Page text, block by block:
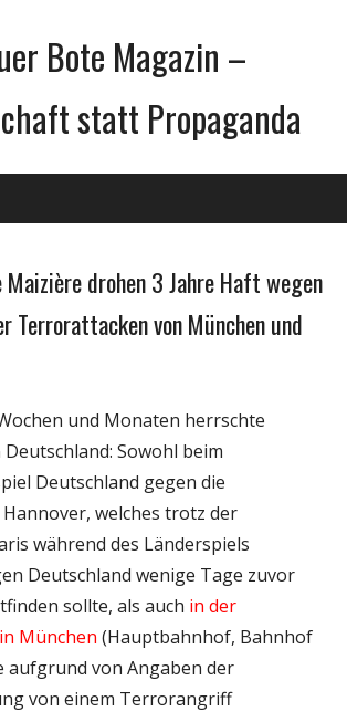
Bote Magazin –
statt Propaganda
Maizière drohen 3 Jahre Haft wegen
Terrorattacken von München und
und Monaten herrschte
Sowohl beim
Deutschland gegen die
welches trotz der
während des Länderspiels
Deutschland wenige Tage zuvor
sollte, als auch in der
München (Hauptbahnhof, Bahnhof
aufgrund von Angaben der
von einem Terrorangriff